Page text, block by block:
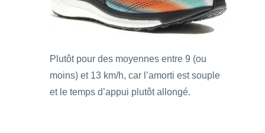
Plutôt pour des moyennes entre 9 (ou
moins) et 13 km/h, car l’amorti est souple
et le temps d’appui plutôt allongé.